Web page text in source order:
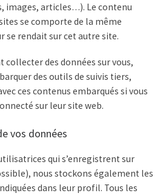
images, articles…). Le contenu
se comporte de la même
se rendait sur cet autre site.
collecter des données sur vous,
des outils de suivis tiers,
ces contenus embarqués si vous
sur leur site web.
vos données
qui s’enregistrent sur
nous stockons également les
dans leur profil. Tous les